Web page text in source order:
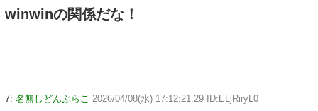
winwinの関係だな！
7: 名無しどんぶらこ 2026/04/08(水) 17:12:21.29 ID:ELjRiryL0